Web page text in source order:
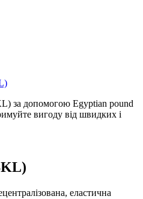
за допомогою Egyptian pound
вигоду від швидких і
еластична